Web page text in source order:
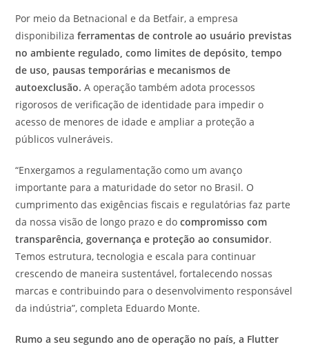
Por meio da Betnacional e da Betfair, a empresa
disponibiliza ferramentas de controle ao usuário previstas
no ambiente regulado, como limites de depósito, tempo
de uso, pausas temporárias e mecanismos de
autoexclusão. A operação também adota processos
rigorosos de verificação de identidade para impedir o
acesso de menores de idade e ampliar a proteção a
públicos vulneráveis.
“Enxergamos a regulamentação como um avanço
importante para a maturidade do setor no Brasil. O
cumprimento das exigências fiscais e regulatórias faz parte
da nossa visão de longo prazo e docompromisso com
transparência, governança e proteção ao consumidor.
Temos estrutura, tecnologia e escala para continuar
crescendo de maneira sustentável, fortalecendo nossas
marcas e contribuindo para o desenvolvimento responsável
da indústria”, completa Eduardo Monte.
Rumo a seu segundo ano de operação no país, a Flutter